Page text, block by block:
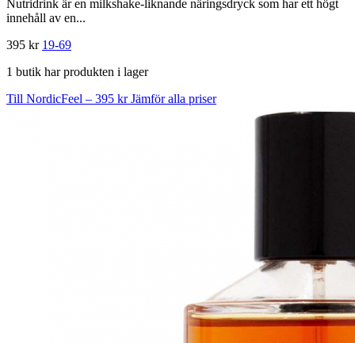
Nutridrink är en milkshake-liknande näringsdryck som har ett högt
innehåll av en...
395 kr 19-69
1 butik har produkten i lager
Till NordicFeel – 395 krJämför alla priser